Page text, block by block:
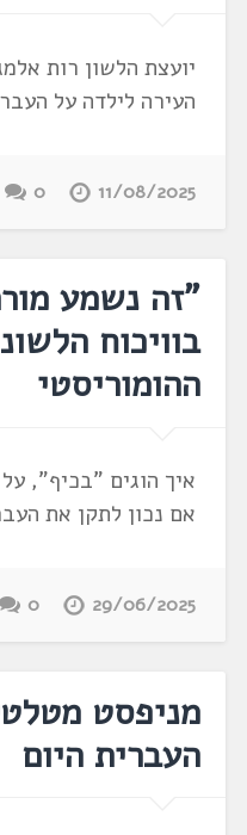
יועצת הלשון רות
העירה לילדה על
11/08/2025
0
"זה נשמע
בוויכוח
ההומוריסטי
איך הוגים "בכיף",
אם נכון לתקן את
29/06/2025
0
מניפסט
העברית היום